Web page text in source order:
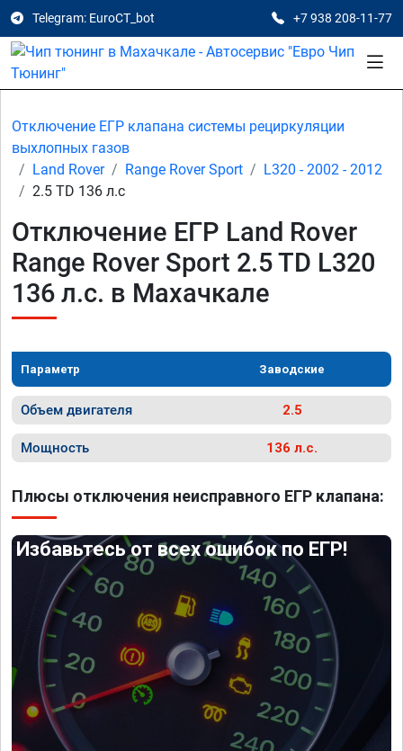
Telegram: EuroCT_bot +7 938 208-11-77
Отключение ЕГР клапана системы рециркуляции
выхлопных газов
Land Rover
Range Rover Sport
L320 - 2002 - 2012
2.5 TD 136 л.с
Отключение ЕГР Land Rover
Range Rover Sport 2.5 TD L320
136 л.с. в Махачкале
Параметр Заводские
Объем двигателя 2.5
Мощность 136 л.с.
Плюсы отключения неисправного ЕГР клапана:
Избавьтесь от всех ошибок по ЕГР!